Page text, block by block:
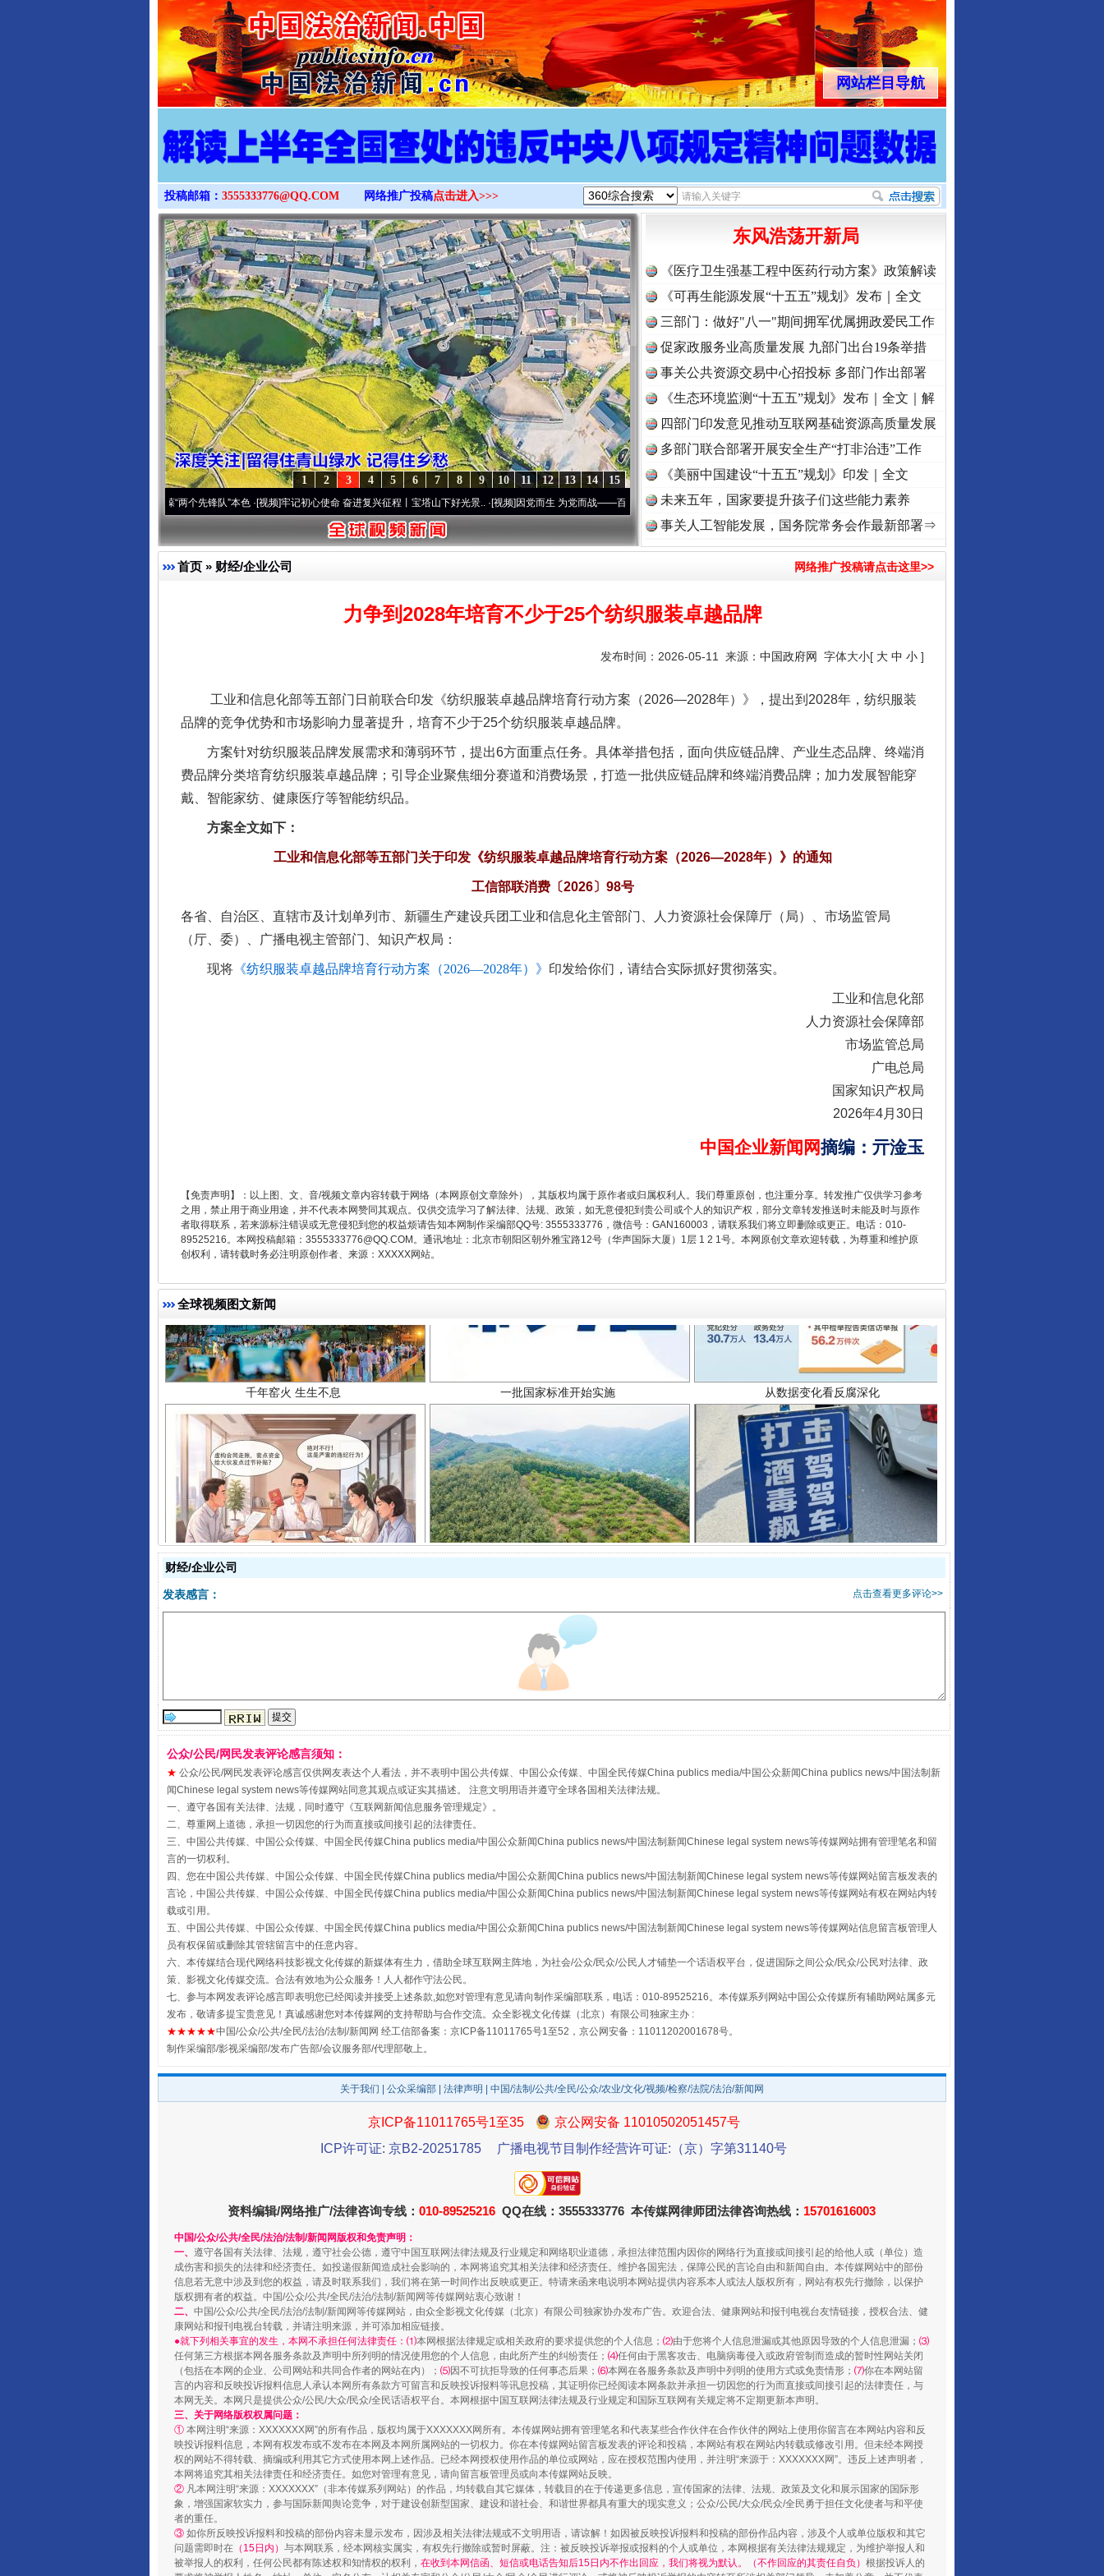
>
网站栏目导航
投稿邮箱： 3555333776@QQ.COM 网络推广投稿点击进入>>>
15
14
13
12
11
10
9
8
7
6
5
4
3
2
1
永葆“两个先锋队”本色·[视频]牢记初心使命 奋进复兴征程丨宝塔山下好光景..·[视频]因党而生 为党而战——百年“纪”事⑧加强纪律..·[视频]牢记初心使命 奋进复兴征程丨“转折之城”激荡..
东风浩荡开新局
《医疗卫生强基工程中医药行动方案》政策解读
《可再生能源发展“十五五”规划》发布｜全文
三部门：做好"八一"期间拥军优属拥政爱民工作
促家政服务业高质量发展 九部门出台19条举措
事关公共资源交易中心招投标 多部门作出部署
《生态环境监测“十五五”规划》发布｜全文｜解
读
四部门印发意见推动互联网基础资源高质量发展
多部门联合部署开展安全生产“打非治违”工作
《美丽中国建设“十五五”规划》印发｜全文
未来五年，国家要提升孩子们这些能力素养
事关人工智能发展，国务院常务会作最新部署⇒
首页 » 财经/企业公司 网络推广投稿请点击这里>>
力争到2028年培育不少于25个纺织服装卓越品牌
发布时间：2026-05-11 来源： 中国政府网 字体大小[ 大 中 小 ]
工业和信息化部等五部门日前联合印发《纺织服装卓越品牌培育行动方案（2026—2028年）》，提出到2028年，纺织服装
品牌的竞争优势和市场影响力显著提升，培育不少于25个纺织服装卓越品牌。
方案针对纺织服装品牌发展需求和薄弱环节，提出6方面重点任务。具体举措包括，面向供应链品牌、产业生态品牌、终端消
费品牌分类培育纺织服装卓越品牌；引导企业聚焦细分赛道和消费场景，打造一批供应链品牌和终端消费品牌；加力发展智能穿
戴、智能家纺、健康医疗等智能纺织品。
方案全文如下：
工业和信息化部等五部门关于印发《纺织服装卓越品牌培育行动方案（2026—2028年）》的通知
工信部联消费〔2026〕98号
各省、自治区、直辖市及计划单列市、新疆生产建设兵团工业和信息化主管部门、人力资源社会保障厅（局）、市场监管局
（厅、委）、广播电视主管部门、知识产权局：
现将 《纺织服装卓越品牌培育行动方案（2026—2028年）》 印发给你们，请结合实际抓好贯彻落实。
工业和信息化部
人力资源社会保障部
市场监管总局
广电总局
国家知识产权局
2026年4月30日
中国企业新闻网摘编 ： 亓淦玉
【免责声明】：以上图、文、音/视频文章内容转载于网络（本网原创文章除外），其版权均属于原作者或归属权利人。我们尊重原创，也注重分享。转发推广仅供学习参考
之用，禁止用于商业用途，并不代表本网赞同其观点。仅供交流学习了解法律、法规、政策，如无意侵犯到贵公司或个人的知识产权，部分文章转发推送时未能及时与原作
者取得联系，若来源标注错误或无意侵犯到您的权益烦请告知本网制作采编部QQ号: 3555333776，微信号：GAN160003，请联系我们将立即删除或更正。电话：010-
89525216。本网投稿邮箱：3555333776@QQ.COM。通讯地址：北京市朝阳区朝外雅宝路12号（华声国际大厦）1层 1 2 1号。本网原创文章欢迎转载，为尊重和维护原
创权利，请转载时务必注明原创作者、来源：XXXXX网站。
全球视频图文新闻
一纸欠条伤亲情 巡回调解促和解..
揭开“小金库”的免责幌子 以产业富民促振兴 酒驾未被当场查获能处罚吗
受贿1.44亿！段成刚被判无期
全民健身五年计划来了！等你上场
规模最大的光氢储一体化项目
国家大学科技园优化重塑工作 镜头丨大暑三秋近 山西：不断增强治理腐败综合效能
财经/企业公司
点击查看更多评论>>
发表感言：
公众/公民/网民发表评论感言须知：
★ 公众/公民/网民发表评论感言仅供网友表达个人看法，并不表明中国公共传媒、中国公众传媒、中国全民传媒China publics media/中国公众新闻China publics news/中国法制新
闻Chinese legal system news等传媒网站同意其观点或证实其描述。 注意文明用语并遵守全球各国相关法律法规。
一、遵守各国有关法律、法规，同时遵守《互联网新闻信息服务管理规定》。
二、尊重网上道德，承担一切因您的行为而直接或间接引起的法律责任。
三、中国公共传媒、中国公众传媒、中国全民传媒China publics media/中国公众新闻China publics news/中国法制新闻Chinese legal system news等传媒网站拥有管理笔名和留
言的一切权利。
四、您在中国公共传媒、中国公众传媒、中国全民传媒China publics media/中国公众新闻China publics news/中国法制新闻Chinese legal system news等传媒网站留言板发表的
言论，中国公共传媒、中国公众传媒、中国全民传媒China publics media/中国公众新闻China publics news/中国法制新闻Chinese legal system news等传媒网站有权在网站内转
载或引用。
五、中国公共传媒、中国公众传媒、中国全民传媒China publics media/中国公众新闻China publics news/中国法制新闻Chinese legal system news等传媒网站信息留言板管理人
员有权保留或删除其管辖留言中的任意内容。
六、本传媒结合现代网络科技影视文化传媒的新媒体有生力，借助全球互联网主阵地，为社会/公众/民众/公民人才铺垫一个话语权平台，促进国际之间公众/民众/公民对法律、政
策、影视文化传媒交流。合法有效地为公众服务！人人都作守法公民。
七、参与本网发表评论感言即表明您已经阅读并接受上述条款,如您对管理有意见请向制作采编部联系，电话：010-89525216。本传媒系列网站中国公众传媒所有辅助网站属多元
发布，敬请多提宝贵意见！真诚感谢您对本传媒网的支持帮助与合作交流。众全影视文化传媒（北京）有限公司独家主办 :
★★★★★中国/公众/公共/全民/法治/法制/新闻网 经工信部备案：京ICP备11011765号1至52，京公网安备：11011202001678号。
制作采编部/影视采编部/发布广告部/会议服务部/代理部敬上。
关于我们 公众采编部 法律声明 | 中国/法制/公共/全民/公众/农业/文化/视频/检察/法院/法治/新闻网
京ICP备11011765号1至35
京公网安备 11010502051457号
ICP许可证: 京B2-20251785
广播电视节目制作经营许可证:（京）字第31140号
资料编辑/网络推广/法律咨询专线： 010-89525216 QQ在线：3555333776 本传媒网律师团法律咨询热线： 15701616003
中国/公众/公共/全民/法治/法制/新闻网版权和免责声明：
一、 遵守各国有关法律、法规，遵守社会公德，遵守中国互联网法律法规及行业规定和网络职业道德，承担法律范围内因你的网络行为直接或间接引起的给他人或（单位）造
成伤害和损失的法律和经济责任。如投递假新闻造成社会影响的，本网将追究其相关法律和经济责任。维护各国宪法，保障公民的言论自由和新闻自由。本传媒网站中的部份
信息若无意中涉及到您的权益，请及时联系我们，我们将在第一时间作出反映或更正。特请来函来电说明本网站提供内容系本人或法人版权所有，网站有权先行撤除，以保护
版权拥有者的权益。中国/公众/公共/全民/法治/法制/新闻网等传媒网站衷心致谢！
二、 中国/公众/公共/全民/法治/法制/新闻网等传媒网站，由众全影视文化传媒（北京）有限公司独家协办发布广告。欢迎合法、健康网站和报刊电视台友情链接，授权合法、健
康网站和报刊电视台转载，并请注明来源，并可添加相应链接。
●就下列相关事宜的发生，本网不承担任何法律责任：⑴本网根据法律规定或相关政府的要求提供您的个人信息； ⑵由于您将个人信息泄漏或其他原因导致的个人信息泄漏； ⑶
任何第三方根据本网各服务条款及声明中所列明的情况使用您的个人信息，由此所产生的纠纷责任； ⑷任何由于黑客攻击、电脑病毒侵入或政府管制而造成的暂时性网站关闭
（包括在本网的企业、公司网站和共同合作者的网站在内）； ⑸因不可抗拒导致的任何事态后果； ⑹本网在各服务条款及声明中列明的使用方式或免责情形； ⑺你在本网站留
言的内容和反映投诉报料信息人承认本网所有条款方可留言和反映投诉报料等讯息投稿，其证明你已经阅读本网条款并承担一切因您的行为而直接或间接引起的法律责任，与
本网无关。本网只是提供公众/公民/大众/民众/全民话语权平台。本网根据中国互联网法律法规及行业规定和国际互联网有关规定将不定期更新本声明。
三、关于网络版权权属问题：
① 本网注明“来源：XXXXXXX网”的所有作品，版权均属于XXXXXXX网所有。本传媒网站拥有管理笔名和代表某些合作伙伴在合作伙伴的网站上使用你留言在本网站内容和反
映投诉报料信息，本网有权发布或不发布在本网及本网所属网站的一切权力。你在本传媒网站留言板发表的评论和投稿，本网站有权在网站内转载或修改引用。但未经本网授
权的网站不得转载、摘编或利用其它方式使用本网上述作品。已经本网授权使用作品的单位或网站，应在授权范围内使用，并注明“来源于：XXXXXXX网”。违反上述声明者，
本网将追究其相关法律责任和经济责任。如您对管理有意见，请向留言板管理员或向本传媒网站反映。
② 凡本网注明“来源：XXXXXXX”（非本传媒系列网站）的作品，均转载自其它媒体，转载目的在于传递更多信息，宣传国家的法律、法规、政策及文化和展示国家的国际形
象，增强国家软实力，参与国际新闻舆论竞争，对于建设创新型国家、建设和谐社会、和谐世界都具有重大的现实意义；公众/公民/大众/民众/全民勇于担任文化使者与和平使
者的重任。
③ 如你所反映投诉报料和投稿的部份内容未显示发布，因涉及相关法律法规或不文明用语，请谅解！如因被反映投诉报料和投稿的部份作品内容，涉及个人或单位版权和其它
问题需即时在 （15日内） 与本网联系，经本网核实属实，有权先行撤除或暂时屏蔽。注：被反映投诉举报或报料的个人或单位，本网根据有关法律法规规定，为维护举报人和
被举报人的权利，任何公民都有陈述权和知情权的权利， 在收到本网信函、短信或电话告知后15日内不作出回应，我们将视为默认。（不作回应的其责任自负） 根据投诉人的